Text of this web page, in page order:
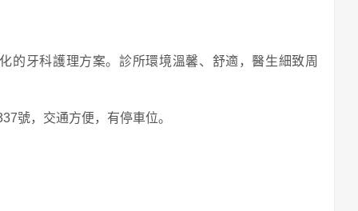
牙科護理方案。診所環境溫馨、舒適，醫生細致周
號，交通方便，有停車位。